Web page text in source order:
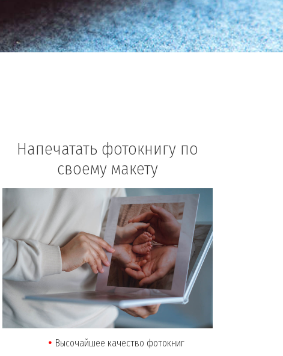
Напечатать фотокнигу по
своему макету
Высочайшее качество фотокниг